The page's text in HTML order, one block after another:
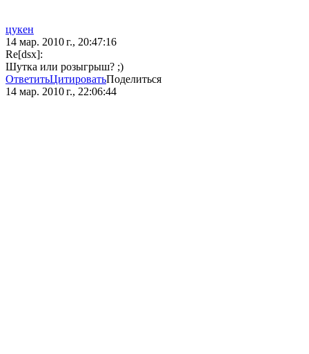
цукен
14 мар. 2010 г., 20:47:16
Re[dsx]:
Шутка или розыгрыш? ;)
ОтветитьЦитироватьПоделиться
14 мар. 2010 г., 22:06:44